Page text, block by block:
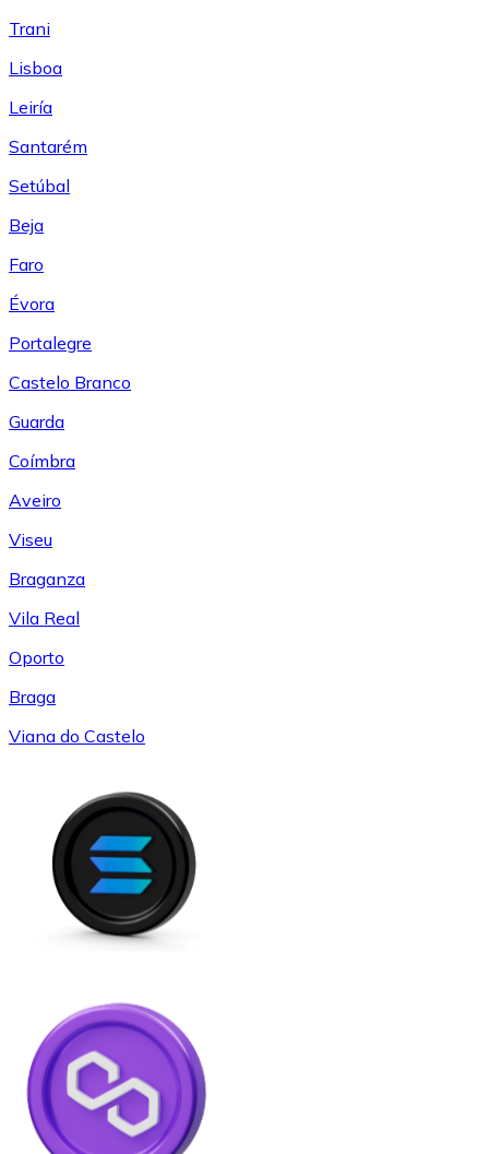
Trani
Lisboa
Leiría
Santarém
Setúbal
Beja
Faro
Évora
Portalegre
Castelo Branco
Guarda
Coímbra
Aveiro
Viseu
Braganza
Vila Real
Oporto
Braga
Viana do Castelo